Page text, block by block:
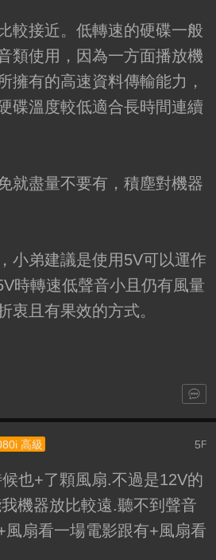
較接近。低轉速的硬碟一般
類使用，因為一方面播放機
擁有的高速資料傳輸能力，
碟溫度較低適合長時間連續
就盡量不要有，積塵對機器
小弟建議是使用5V可以運作
時轉速低聲音小且仍有風量
衷且有果效的方式。
5 F
高級
也+了顆風扇.不過是12V的
機器放比較遠.聽不到聲音
扇看一場電影跟有+風扇看